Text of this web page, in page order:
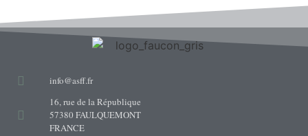
info@asff.fr
16, rue de la République
57380 FAULQUEMONT
FRANCE